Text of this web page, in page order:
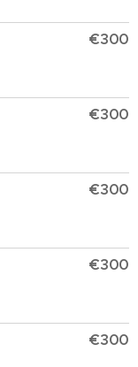
€300
€300
€300
€300
€300